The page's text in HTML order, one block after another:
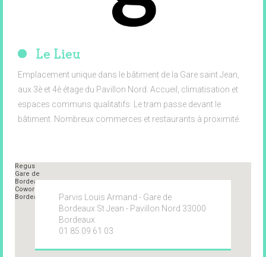
Le Lieu
Emplacement unique dans le bâtiment de la Gare saint Jean,
aux 3è et 4è étage du Pavillon Nord. Accueil, climatisation et
espaces communs qualitatifs. Le tram passe devant le
bâtiment. Nombreux commerces et restaurants à proximité.
Parvis Louis Armand - Gare de
Bordeaux St Jean - Pavillon Nord 33000
Bordeaux
01 85 09 61 03